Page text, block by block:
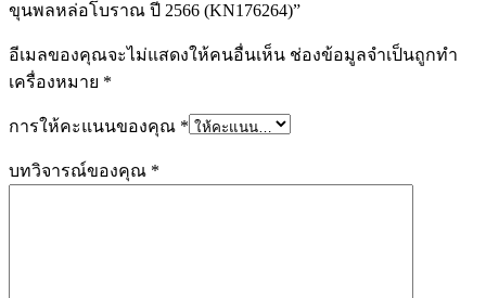
ขุนพลหล่อโบราณ ปี 2566 (KN176264)”
อีเมลของคุณจะไม่แสดงให้คนอื่นเห็น ช่องข้อมูลจำเป็นถูกทำ
เครื่องหมาย *
การให้คะแนนของคุณ *
บทวิจารณ์ของคุณ *